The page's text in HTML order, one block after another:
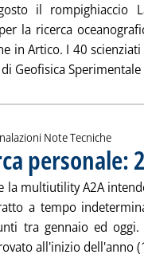
il rompighiaccio
la ricerca
in Artico. I 40
Geofisica Sperimentale
Note Tecniche
personale:
la multiutility A2A
a tempo
tra gennaio ed
all'inizio dell'anno